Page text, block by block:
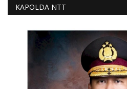
KAPOLDA NTT